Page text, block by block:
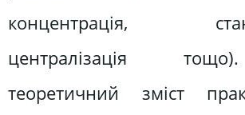
концентрація,
централізація
теоретичний зміст